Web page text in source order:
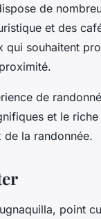
de
et des
qui souhaitent
de
et le
la randonnée.
point